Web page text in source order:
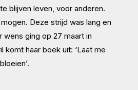
blijven leven, voor anderen.
Deze strijd was lang en
wens ging op 27 maart in
komt haar boek uit: ‘Laat me